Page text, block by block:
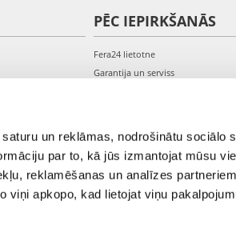
un reklāmas, nodrošinātu sociālo
par to, kā jūs izmantojat mūsu
reklamēšanas un analīzes
apkopo, kad lietojat viņu
PĒC IEPIRKŠANĀS
Fera24 lietotne
Garantija un serviss